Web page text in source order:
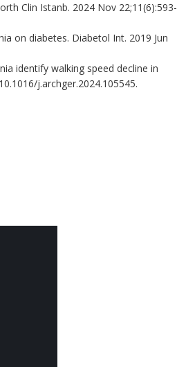
Clin Istanb. 2024 Nov 22;11(6):593-
on diabetes. Diabetol Int. 2019 Jun
identify walking speed decline in
j.archger.2024.105545.